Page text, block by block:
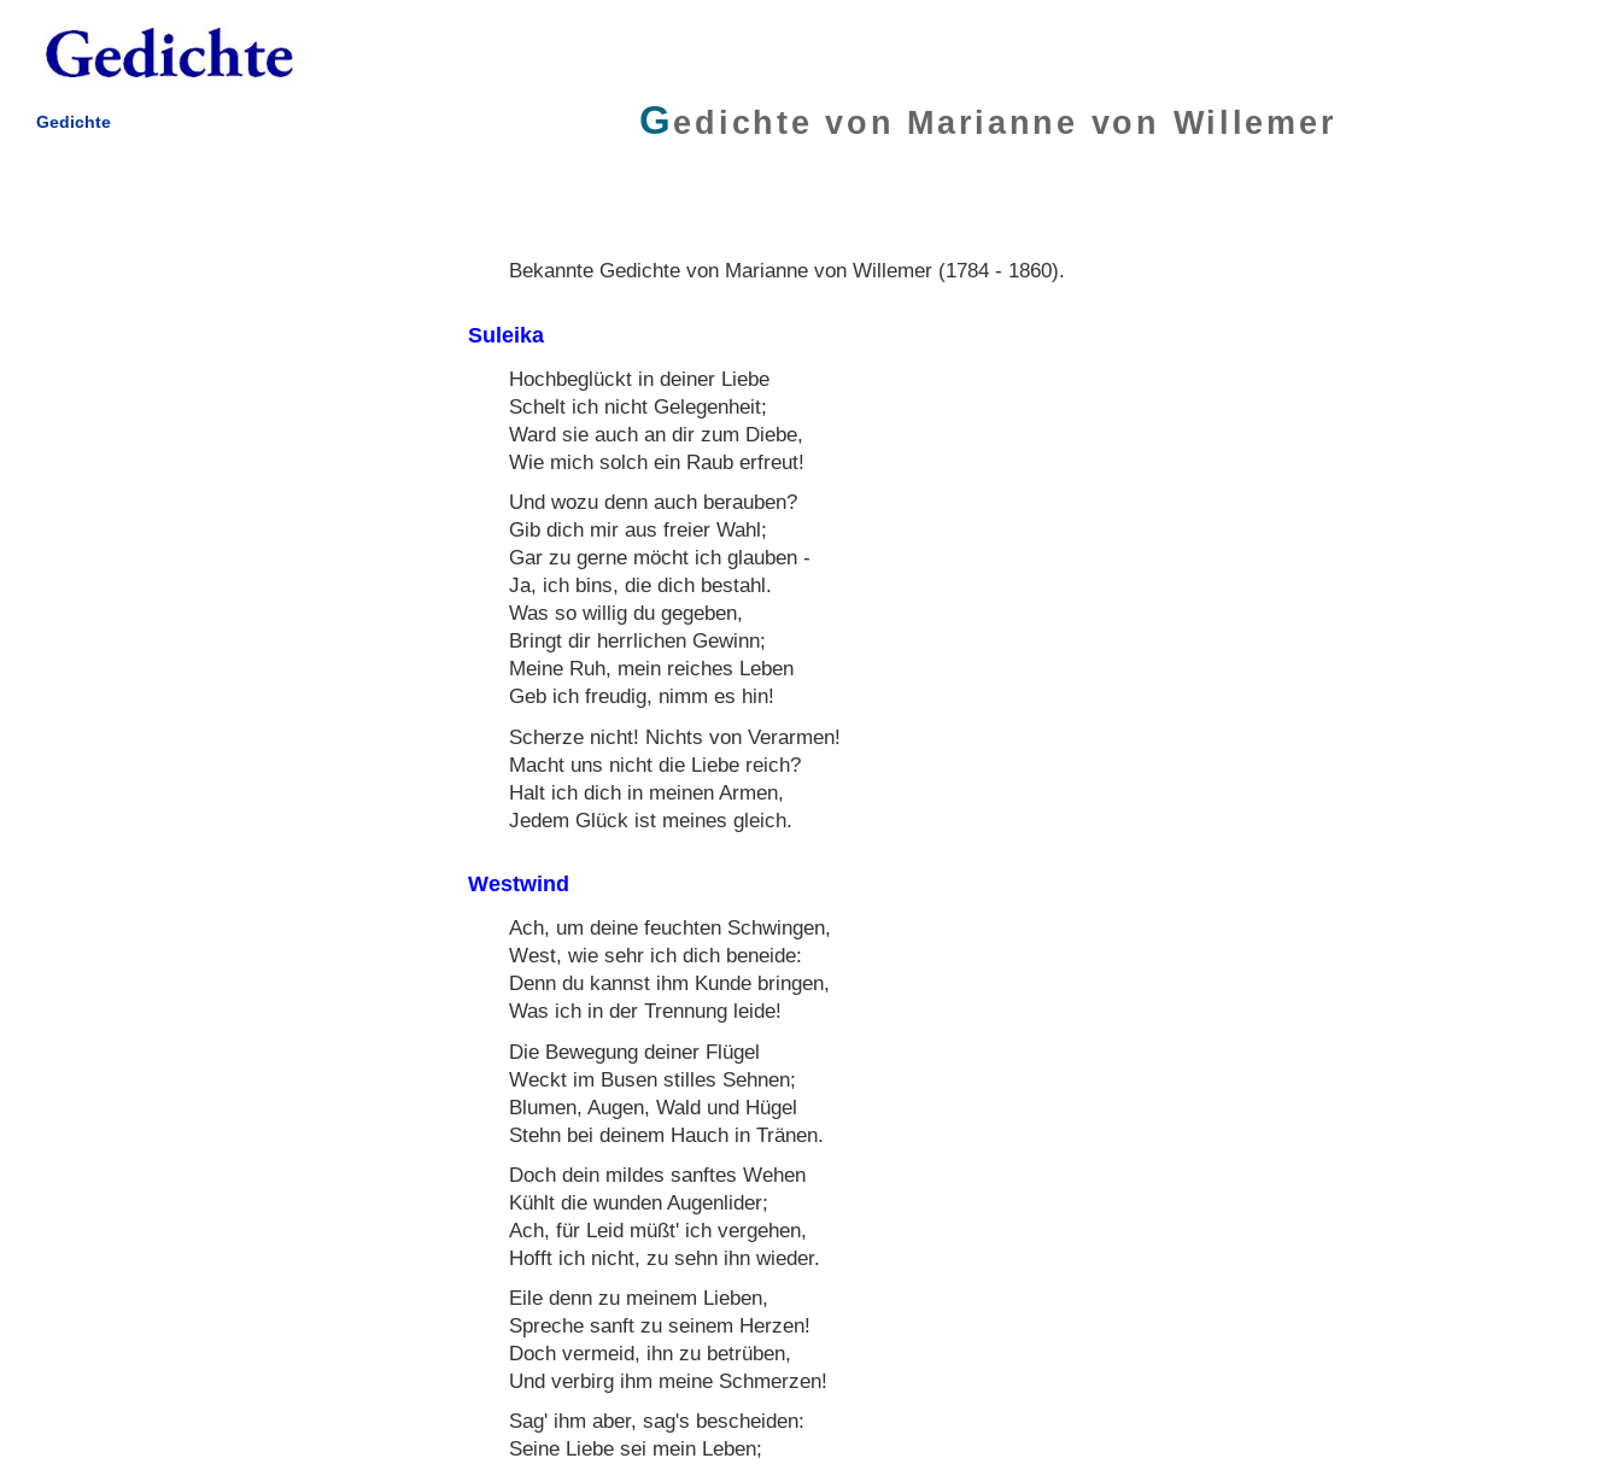
Gedichte Gedichte von Marianne von Willemer
Bekannte Gedichte von Marianne von Willemer (1784 - 1860).
Suleika
Hochbeglückt in deiner Liebe
Schelt ich nicht Gelegenheit;
Ward sie auch an dir zum Diebe,
Wie mich solch ein Raub erfreut!
Und wozu denn auch berauben?
Gib dich mir aus freier Wahl;
Gar zu gerne möcht ich glauben -
Ja, ich bins, die dich bestahl.
Was so willig du gegeben,
Bringt dir herrlichen Gewinn;
Meine Ruh, mein reiches Leben
Geb ich freudig, nimm es hin!
Scherze nicht! Nichts von Verarmen!
Macht uns nicht die Liebe reich?
Halt ich dich in meinen Armen,
Jedem Glück ist meines gleich.
Westwind
Ach, um deine feuchten Schwingen,
West, wie sehr ich dich beneide:
Denn du kannst ihm Kunde bringen,
Was ich in der Trennung leide!
Die Bewegung deiner Flügel
Weckt im Busen stilles Sehnen;
Blumen, Augen, Wald und Hügel
Stehn bei deinem Hauch in Tränen.
Doch dein mildes sanftes Wehen
Kühlt die wunden Augenlider;
Ach, für Leid müßt' ich vergehen,
Hofft ich nicht, zu sehn ihn wieder.
Eile denn zu meinem Lieben,
Spreche sanft zu seinem Herzen!
Doch vermeid, ihn zu betrüben,
Und verbirg ihm meine Schmerzen!
Sag' ihm aber, sag's bescheiden:
Seine Liebe sei mein Leben;